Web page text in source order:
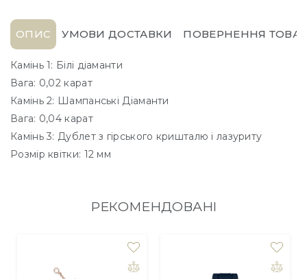
ОПИС УМОВИ ДОСТАВКИ ПОВЕРНЕННЯ
Камінь 1: Білі діаманти
Вага: 0,02 карат
Камінь 2: Шампанські Діаманти
Вага: 0,04 карат
Камінь 3: Дублет з гірського кришталю і лазуриту
Розмір квітки: 12 мм
РЕКОМЕНДОВАНІ